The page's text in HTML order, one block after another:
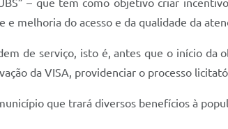
– que tem como objetivo criar
e melhoria do acesso e da qualidade da
de serviço, isto é, antes que o início
da VISA, providenciar o processo
que trará diversos benefícios à